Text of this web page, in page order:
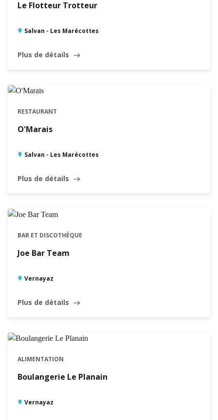
Le Flotteur Trotteur
Salvan - Les Marécottes
Plus de détails east
RESTAURANT
O'Marais
Salvan - Les Marécottes
Plus de détails east
BAR ET DISCOTHÈQUE
Joe Bar Team
Vernayaz
Plus de détails east
ALIMENTATION
Boulangerie Le Planain
Vernayaz